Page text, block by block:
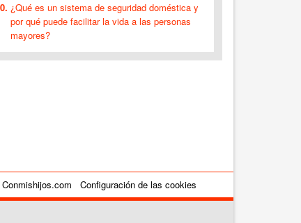
¿Qué es un sistema de seguridad doméstica y
por qué puede facilitar la vida a las personas
mayores?
Conmishijos.com Configuración de las cookies